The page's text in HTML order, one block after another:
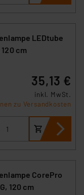
LEDtube
cm
35,13 €
inkl. MwSt.
zu Versandkosten
CorePro
120 cm